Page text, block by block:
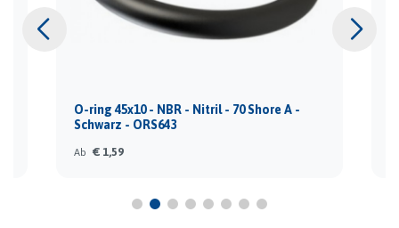
O-ring 45x10 - NBR - Nitril - 70 Shore A -
Schwarz - ORS643
Ab € 1,59